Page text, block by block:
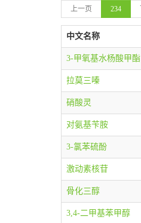
上一页 234
中文名称
3-甲氧基水杨酸甲酯
拉莫三嗪
硝酸灵
对氨基苄胺
3-氯苯硫酚
激动素核苷
骨化三醇
3,4-二甲基苯甲醇